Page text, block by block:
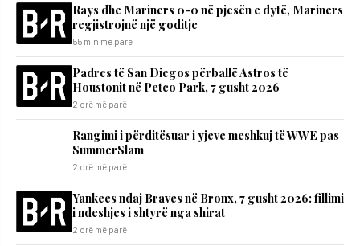
Rays dhe Mariners 0-0 në pjesën e dytë, Mariners
regjistrojnë një goditje
55 min më parë
Padres të San Diegos përballë Astros të
Houstonit në Petco Park, 7 gusht 2026
2 orë më parë
Rangimi i përditësuar i yjeve meshkuj të WWE pas
SummerSlam
2 orë më parë
Yankees ndaj Braves në Bronx, 7 gusht 2026: fillimi
i ndeshjes i shtyrë nga shirat
2 orë më parë